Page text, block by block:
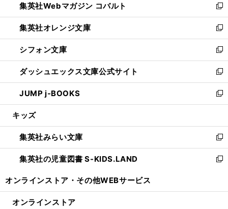
く
で
開
く
ド
ウ
で
開
く
ィ
ン
ド
ウ
で
開
く
集英社Webマガジン コバルト
新
し
い
ウ
ィ
ン
ド
ウ
で
開
集英社オレンジ文庫
新
し
い
ウ
ィ
ン
ド
ウ
開
く
シフォン文庫
新
し
い
ウ
ィ
ン
ウ
で
開
く
ダッシュエックス文庫公式サイト
新
し
い
ウ
ン
ド
ウ
で
JUMP j-BOOKS
新
し
ウ
ィ
ン
ド
開
キッズ
集英社みらい文庫
新
し
い
ン
集英社の児童図書 S-KIDS.LAND
新
ウ
オンラインストア・ その他WEBサービス
オンラインストア